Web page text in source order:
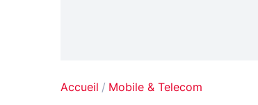
Accueil Mobile & Telecom